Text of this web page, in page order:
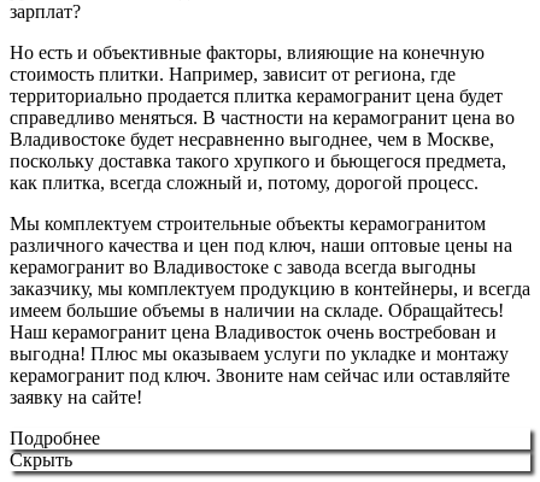
зарплат?
Но есть и объективные факторы, влияющие на конечную
стоимость плитки. Например, зависит от региона, где
территориально продается плитка керамогранит цена будет
справедливо меняться. В частности на керамогранит цена во
Владивостоке будет несравненно выгоднее, чем в Москве,
поскольку доставка такого хрупкого и бьющегося предмета,
как плитка, всегда сложный и, потому, дорогой процесс.
Мы комплектуем строительные объекты керамогранитом
различного качества и цен под ключ, наши оптовые цены на
керамогранит во Владивостоке с завода всегда выгодны
заказчику, мы комплектуем продукцию в контейнеры, и всегда
имеем большие объемы в наличии на складе. Обращайтесь!
Наш керамогранит цена Владивосток очень востребован и
выгодна! Плюс мы оказываем услуги по укладке и монтажу
керамогранит под ключ. Звоните нам сейчас или оставляйте
заявку на сайте!
Подробнее
Скрыть